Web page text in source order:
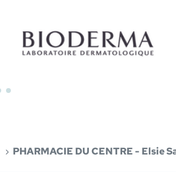
PHARMACIE DU CENTRE - Elsie